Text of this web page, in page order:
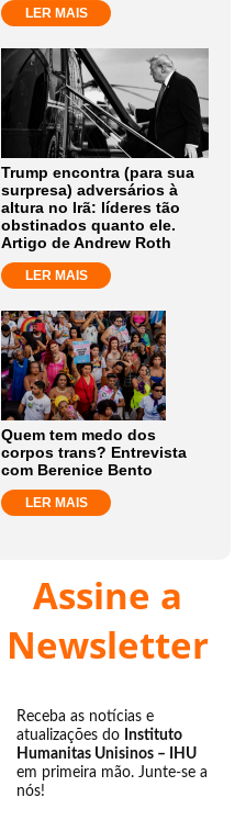
LER MAIS
Trump encontra (para sua
surpresa) adversários à
altura no Irã: líderes tão
obstinados quanto ele.
Artigo de Andrew Roth
LER MAIS
Quem tem medo dos
corpos trans? Entrevista
com Berenice Bento
LER MAIS
Assine a
Newsletter
Receba as notícias e
atualizações do Instituto
Humanitas Unisinos – IHU
em primeira mão. Junte-se a
nós!